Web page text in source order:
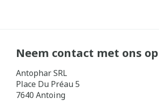
Neem contact met ons op
Antophar SRL
Place Du Préau 5
7640 Antoing